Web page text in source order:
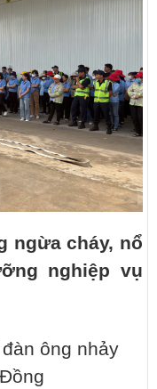
ngừa cháy, nổ
nghiệp vụ
ông nhảy